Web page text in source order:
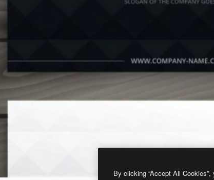
By clicking “Accept All